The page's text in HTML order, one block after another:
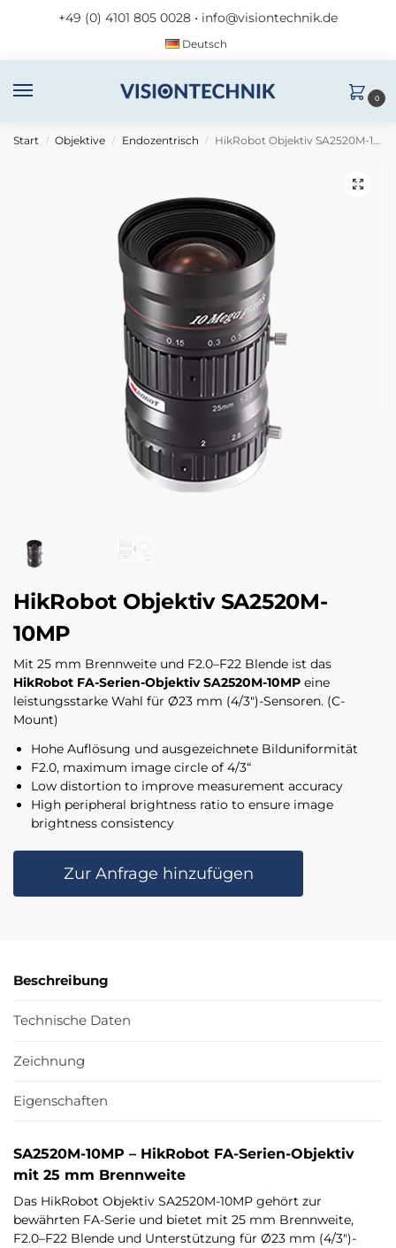
+49 (0) 4101 805 0028 • info@visiontechnik.de
Deutsch
0
Start / Objektive / Endozentrisch / HikRobot Objektiv SA2520M-10MP
HikRobot Objektiv SA2520M-
10MP
Mit 25 mm Brennweite und F2.0–F22 Blende ist das
HikRobot FA-Serien-Objektiv SA2520M-10MP eine
leistungsstarke Wahl für Ø23 mm (4/3″)-Sensoren. (C-
Mount)
Hohe Auflösung und ausgezeichnete Bilduniformität
F2.0, maximum image circle of 4/3“
Low distortion to improve measurement accuracy
High peripheral brightness ratio to ensure image
brightness consistency
Zur Anfrage hinzufügen
Beschreibung
Technische Daten
Zeichnung
Eigenschaften
SA2520M-10MP – HikRobot FA-Serien-Objektiv
mit 25 mm Brennweite
Das HikRobot Objektiv SA2520M-10MP gehört zur
bewährten FA-Serie und bietet mit 25 mm Brennweite,
F2.0–F22 Blende und Unterstützung für Ø23 mm (4/3″)-